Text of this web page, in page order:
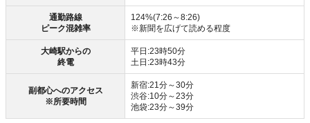
通勤路線
ピーク混雑率
124%(7:26～8:26)
※新聞を広げて読める程度
大崎駅からの
終電
平日:23時50分
土日:23時43分
副都心へのアクセス
※所要時間
新宿:21分～30分
渋谷:10分～23分
池袋:23分～39分